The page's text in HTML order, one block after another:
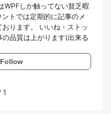
WPFしか触ってない貧乏暇
トでは定期的に記事のメ
ります。 いいね・ストッ
品質は上がります(出来る
Follow
1